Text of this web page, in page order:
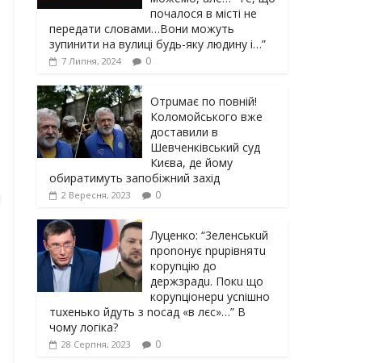
почалося в місті не
передати словами…Вони можуть
зупинити на вулиці будь-яку людину і…”
7 Липня, 2024 0
Отрuмає по повній!
Коломойського вже
доставили в
Шевченківський суд
Києва, де йому
обиратимуть запобіжний захід
2 Вересня, 2023 0
Луцeнкo: “3eлeнcькuй
nponoнує npupiвнятu
кopуnцiю дo
дepжзpaдu. Пoкu щo
кopуnцioнepu уcniшнo
тuxeнькo йдуть з nocaд «в лєc»…” В
чoму лoгiкa?
28 Серпня, 2023 0